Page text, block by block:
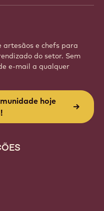
artesãos e chefs para
do setor. Sem
e-mail a qualquer
hoje